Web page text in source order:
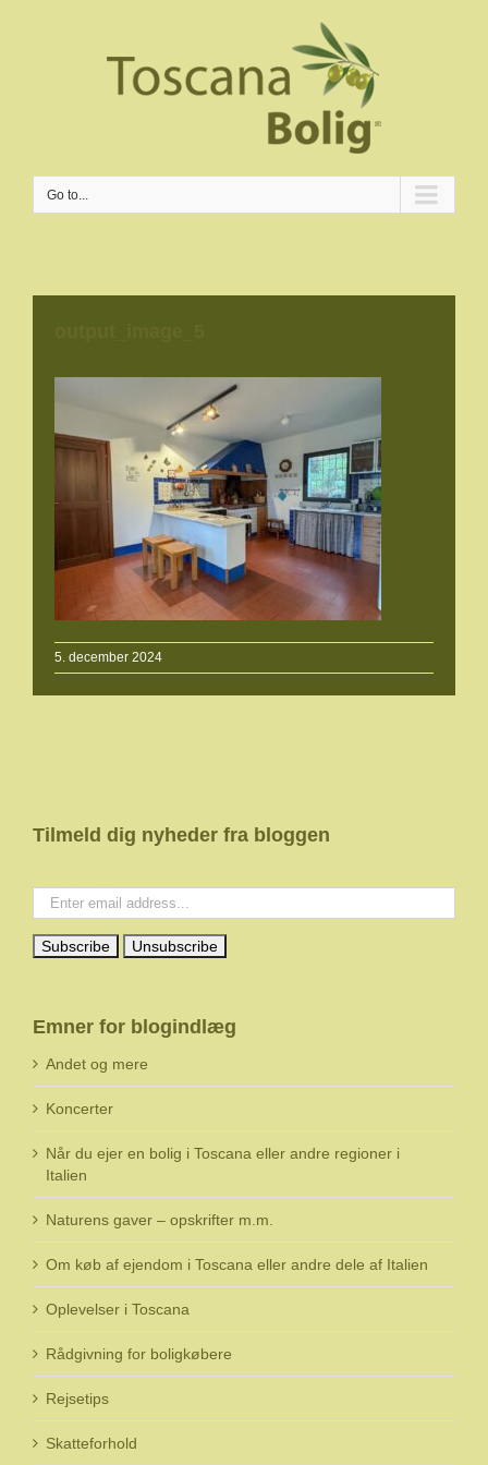
Go to...
5. december 2024
Tilmeld dig nyheder fra bloggen
Emner for blogindlæg
Andet og mere
Koncerter
Når du ejer en bolig i Toscana eller andre regioner i
Italien
Naturens gaver – opskrifter m.m.
Om køb af ejendom i Toscana eller andre dele af Italien
Oplevelser i Toscana
Rådgivning for boligkøbere
Rejsetips
Skatteforhold